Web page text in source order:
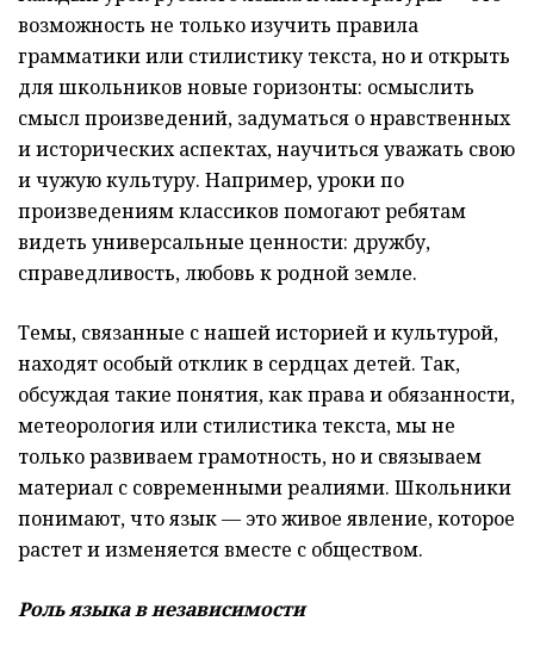
возможность не только изучить правила
грамматики или стилистику текста, но и открыть
для школьников новые горизонты: осмыслить
смысл произведений, задуматься о нравственных
и исторических аспектах, научиться уважать свою
и чужую культуру. Например, уроки по
произведениям классиков помогают ребятам
видеть универсальные ценности: дружбу,
справедливость, любовь к родной земле.
Темы, связанные с нашей историей и культурой,
находят особый отклик в сердцах детей. Так,
обсуждая такие понятия, как права и обязанности,
метеорология или стилистика текста, мы не
только развиваем грамотность, но и связываем
материал с современными реалиями. Школьники
понимают, что язык — это живое явление, которое
растет и изменяется вместе с обществом.
Роль языка в независимости